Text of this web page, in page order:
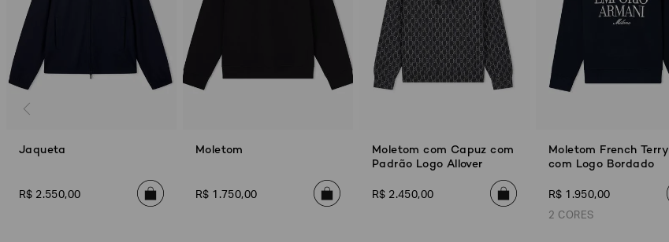
Jaqueta
R$ 2.550,00
Moletom
R$ 1 .750,00
Moletom com Capuz com
Padrão Logo Allover
R$ 2.450,00
Moletom French Terry
com Logo Bordado
R$ 1 .950,00
2 CORES